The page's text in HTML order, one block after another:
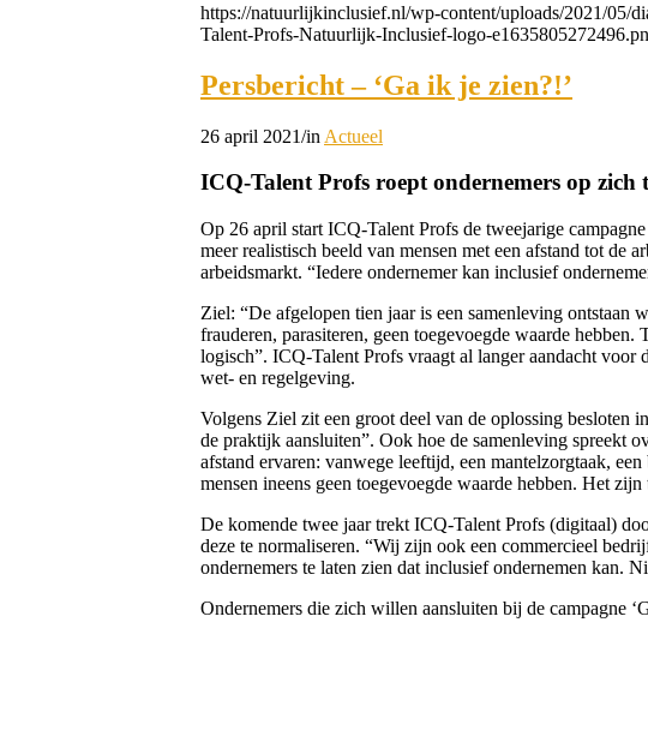
https://natuurlijkinclusief.nl/wp-content/uploads/2021/05/
Talent-Profs-Natuurlijk-Inclusief-logo-
Persbericht – ‘Ga ik je zien?!’
26 april 2021/in Actueel
ICQ-Talent Profs roept ondernemers op zich
Op 26 april start ICQ-Talent Profs de tweejarige
meer realistisch beeld van mensen met een afstand tot de
arbeidsmarkt. “Iedere ondernemer kan inclusief
Ziel: “De afgelopen tien jaar is een samenleving ontstaan
frauderen, parasiteren, geen toegevoegde waarde
logisch”. ICQ-Talent Profs vraagt al langer aandacht
wet- en regelgeving.
Volgens Ziel zit een groot deel van de oplossing besloten
de praktijk aansluiten”. Ook hoe de samenleving spreekt
afstand ervaren: vanwege leeftijd, een mantelzorgtaak,
mensen ineens geen toegevoegde waarde hebben. Het
De komende twee jaar trekt ICQ-Talent Profs (digitaal)
deze te normaliseren. “Wij zijn ook een commercieel
ondernemers te laten zien dat inclusief ondernemen kan.
Ondernemers die zich willen aansluiten bij de campagne